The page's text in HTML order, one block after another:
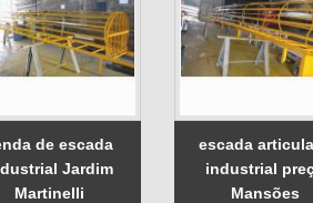
de escada
Jardim
Martinelli
escada
industrial
Mansões